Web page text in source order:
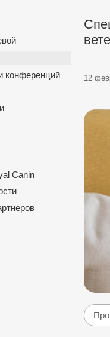
конференций
Canin
12